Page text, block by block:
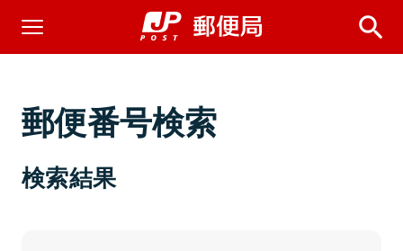
郵便番号検索
検索結果